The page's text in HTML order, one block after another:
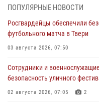
31 июля 2026, 05:42 4
Росгвардейцы в Твери
Дню Крещения Руси
28 июля 2026, 11:30
Сотрудники
пресекли 20 правонарушений
27 июля 2026, 08:29
ПОПУЛЯРНЫЕ НОВОСТИ
Росгвардейцы обеспечили
футбольного матча в Твери
03 августа 2026, 07:50
Сотрудники и
безопасность уличного
02 августа 2026, 07:05 2